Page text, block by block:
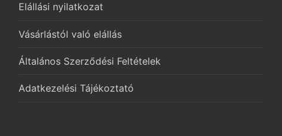
Elállási nyilatkozat
Vásárlástól való elállás
Általános Szerződési Feltételek
Adatkezelési Tájékoztató